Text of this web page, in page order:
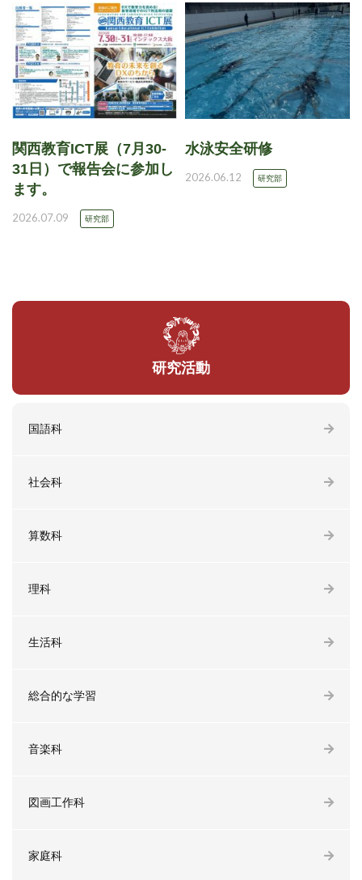
関西教育ICT展（7月30-
31日）で報告会に参加し
ます。
2026.07.09 研究部
水泳安全研修
2026.06.12 研究部
研究活動
国語科
社会科
算数科
理科
生活科
総合的な学習
音楽科
図画工作科
家庭科